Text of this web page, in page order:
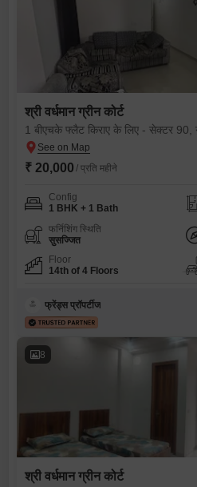
श्री वर्धमान ग्रीन कोर्ट
1 बीएचके फ्लैट किराए के लिए - सेक्टर 90,
₹ 20,000 / प्रति महीने
Config
1 BHK + 1 Bath
फर्निशिंग स्थिति
सुसज्जित
Floor
14th of 4 Floors
फ्रेंड्स प्रॉपर्टीज
8
श्री वर्धमान ग्रीन कोर्ट